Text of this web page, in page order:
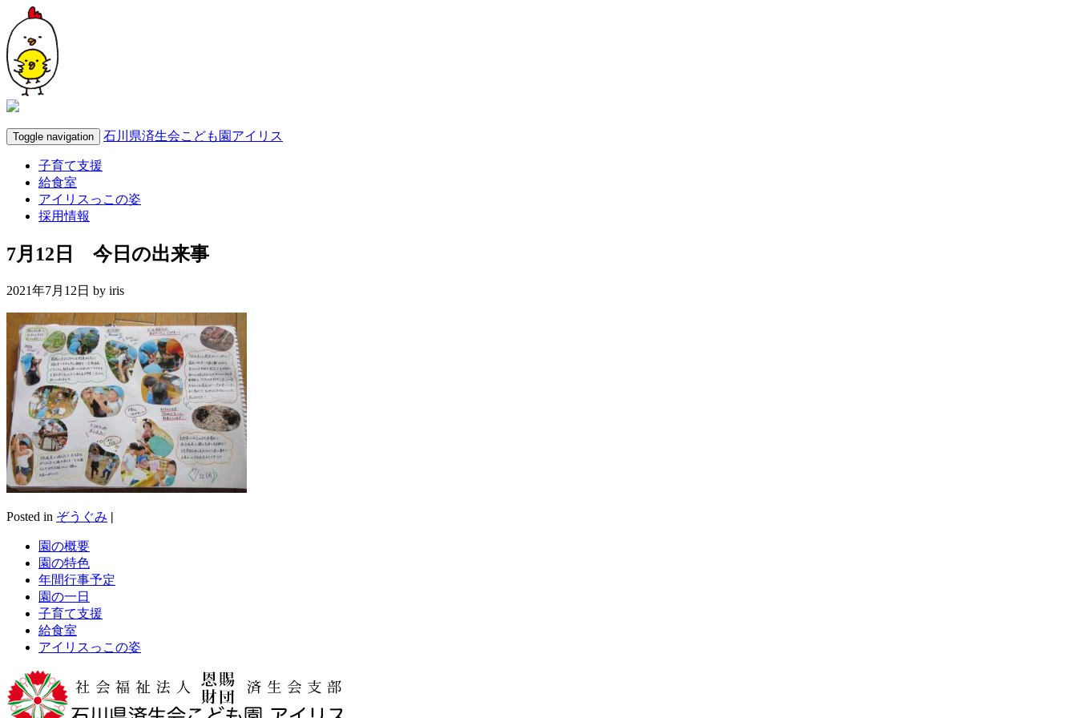
Toggle navigation 石川県済生会こども園アイリス
子育て支援
給食室
アイリスっこの姿
採用情報
7月12日 今日の出来事
2021年7月12日 by iris
Posted in ぞうぐみ |
園の概要
園の特色
年間行事予定
園の一日
子育て支援
給食室
アイリスっこの姿